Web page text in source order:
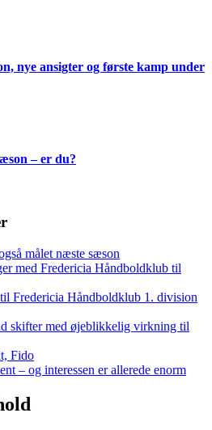
nye ansigter og første kamp under
– er du?
målet næste sæson
med Fredericia Håndboldklub til
Fredericia Håndboldklub 1. division
skifter med øjeblikkelig virkning til
Fido
– og interessen er allerede enorm